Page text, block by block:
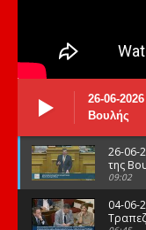
26-06-
Βουλής
26-06-
της
09:02
04-06-